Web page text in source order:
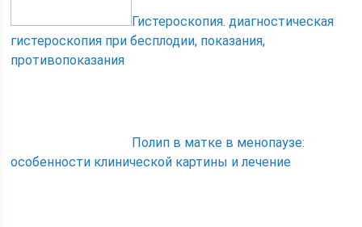
Гистероскопия. диагностическая
гистероскопия при бесплодии, показания,
противопоказания
Полип в матке в менопаузе:
особенности клинической картины и лечение